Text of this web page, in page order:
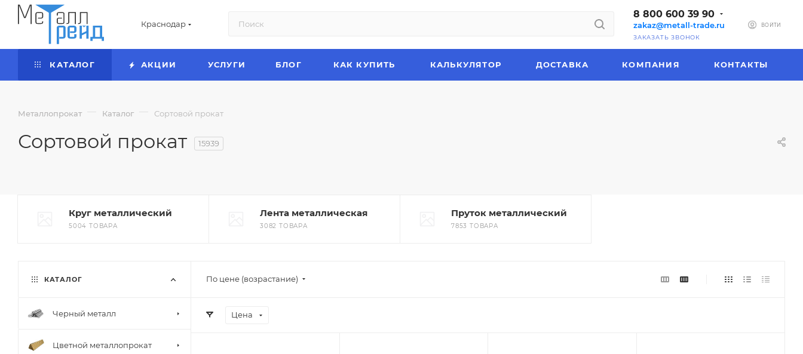
Краснодар
8 800 600 39 90
zakaz@metall-trade.ru
ЗАКАЗАТЬ ЗВОНОК
ВОЙТИ
КАТАЛОГ АКЦИИ УСЛУГИ БЛОГ КАК КУПИТЬ КАЛЬКУЛЯТОР ДОСТАВКА КОМПАНИЯ КОНТАКТЫ
Металлопрокат — Каталог — Сортовой прокат
Сортовой прокат 15939
Круг металлический
5004 ТОВАРА
Лента металлическая
3082 ТОВАРА
Пруток металлический
7853 ТОВАРА
По цене (возрастание)
Цена
КАТАЛОГ
Черный металл
Цветной металлопрокат